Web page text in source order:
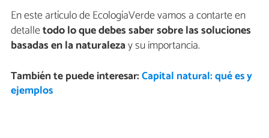
En este artículo de EcologíaVerde vamos a contarte en
detalletodo lo que debes saber sobre las soluciones
basadas en la naturalezay su importancia.
También te puede interesar:Capital natural: qué es y
ejemplos